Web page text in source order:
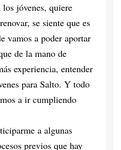
jóvenes, quiere
se siente que es
vamos a poder aportar
de la mano de
experiencia, entender
para Salto. Y todo
a ir cumpliendo
a algunas
previos que hay